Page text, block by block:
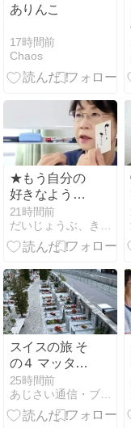
ありんこ
17時間前
Chaos
★もう自分の
好きなように
していいんだ
よ。
21時間前
スイスの旅 そ
の４ マッター
ホルン観光と
地元料理
25時間前
あじさい通信・ブログ版